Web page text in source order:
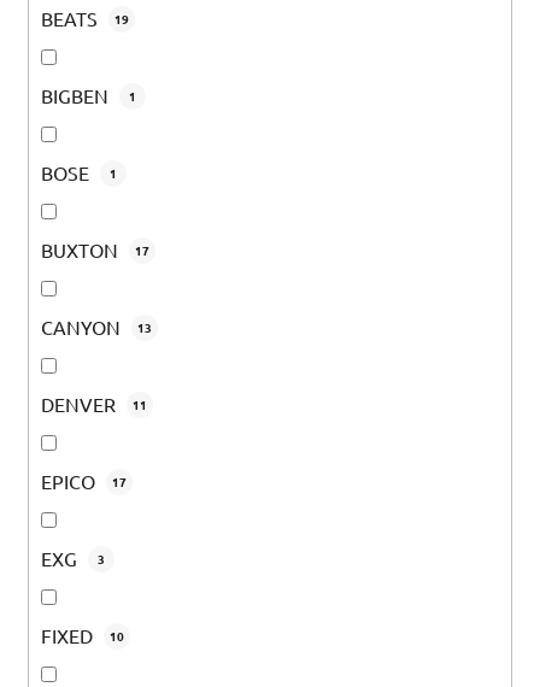
BEATS 19
BIGBEN 1
BOSE 1
BUXTON 17
CANYON 13
DENVER 11
EPICO 17
EXG 3
FIXED 10